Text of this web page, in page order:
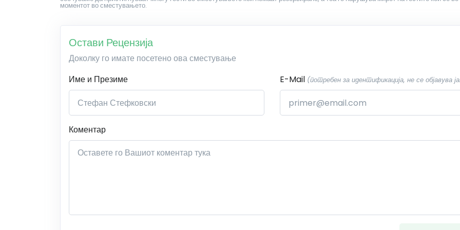
моментот во сместувањето.
Остави Рецензија
Доколку го имате посетено ова сместување
Име и Презиме
E-Mail (потребен за идентификација, не се објавува
Коментар